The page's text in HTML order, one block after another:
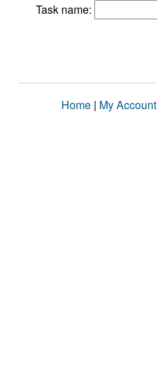
Task name:
Home | My Account